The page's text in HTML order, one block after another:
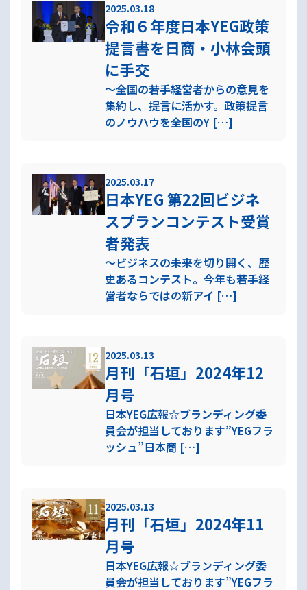
2025.03.18
令和６年度日本YEG政策
提言書を日商・小林会頭
に手交
～全国の若手経営者からの意見を
集約し、提言に活かす。政策提言
のノウハウを全国のY […]
2025.03.17
日本YEG 第22回ビジネ
スプランコンテスト受賞
者発表
～ビジネスの未来を切り開く、歴
史あるコンテスト。今年も若手経
営者ならではの新アイ […]
2025.03.13
月刊「石垣」2024年12
月号
日本YEG広報☆ブランディング委
員会が担当しております”YEGフラ
ッシュ”日本商 […]
2025.03.13
月刊「石垣」2024年11
月号
日本YEG広報☆ブランディング委
員会が担当しております”YEGフラ